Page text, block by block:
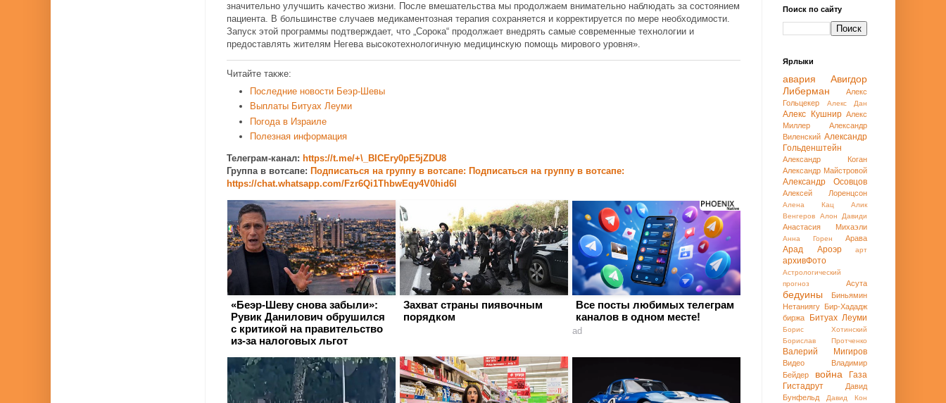
значительно улучшить качество жизни. После вмешательства мы продолжаем внимательно наблюдать за состоянием
пациента. В большинстве случаев медикаментозная терапия сохраняется и корректируется по мере необходимости.
Запуск этой программы подтверждает, что „Сорока“ продолжает внедрять самые современные технологии и
предоставлять жителям Негева высокотехнологичную медицинскую помощь мирового уровня».
Читайте также:
Последние новости Беэр-Шевы
Выплаты Битуах Леуми
Погода в Израиле
Полезная информация
Телеграм-канал: https://t.me/+\_BICEry0pE5jZDU8
Группа в вотсапе: Подписаться на группу в вотсапе: Подписаться на группу в вотсапе:
https://chat.whatsapp.com/Fzr6Qi1ThbwEqy4V0hid6l
«Беэр-Шеву снова забыли»:
Рувик Данилович обрушился
с критикой на правительство
из-за налоговых льгот
Захват страны пиявочным
порядком
Все посты любимых телеграм
каналов в одном месте!
ad
Поиск по сайту
Ярлыки
авария
Авигдор
Либерман
Алекс
Гольцекер
Алекс Дан
Алекс Кушнир Алекс
Миллер
Александр
Виленский Александр
Гольденштейн
Александр Коган
Александр Майстровой
Александр Осовцов
Алексей Лоренцсон
Алена Кац
Алик
Венгеров
Алон Давиди
Анастасия Михаэли
Анна Горен Арава
Арад Ароэр арт
архивФото
Астрологический
прогноз
Асута
бедуины
Биньямин
Нетаниягу Бир-Хададж
биржа
Битуах Леуми
Борис Хотинский
Борислав Протченко
Валерий Мигиров
Видео
Владимир
Бейдер
война
Газа
Гистадрут
Давид
Бунфельд
Давид Кон